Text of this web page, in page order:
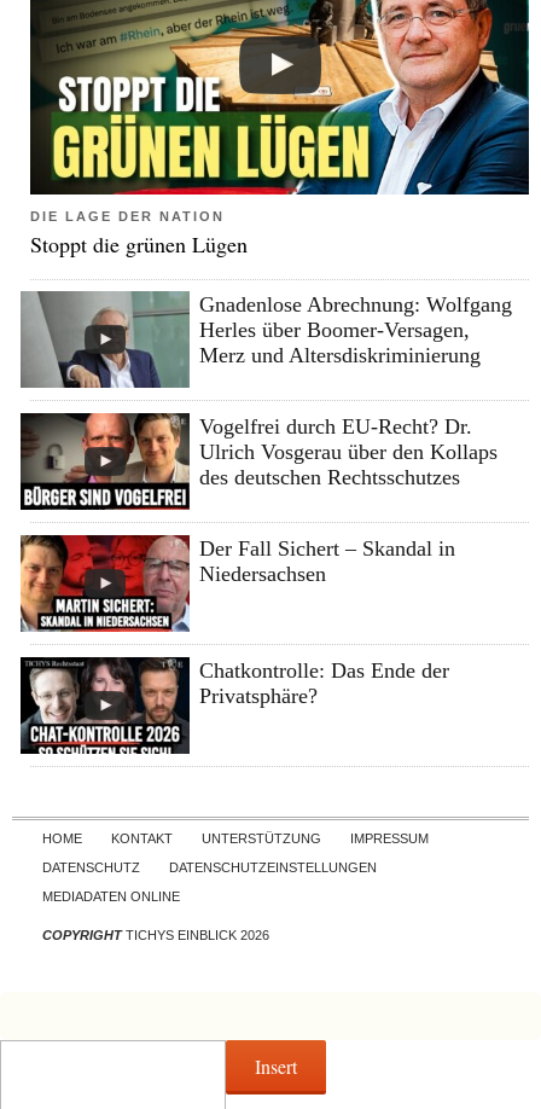
DIE LAGE DER NATION
Stoppt die grünen Lügen
Gnadenlose Abrechnung: Wolfgang
Herles über Boomer-Versagen,
Merz und Altersdiskriminierung
Vogelfrei durch EU-Recht? Dr.
Ulrich Vosgerau über den Kollaps
des deutschen Rechtsschutzes
Der Fall Sichert – Skandal in
Niedersachsen
Chatkontrolle: Das Ende der
Privatsphäre?
Skip to content
HOME KONTAKT UNTERSTÜTZUNG
IMPRESSUM
DATENSCHUTZ
DATENSCHUTZEINSTELLUNGEN
MEDIADATEN ONLINE
COPYRIGHTTICHYS EINBLICK 2026
Insert